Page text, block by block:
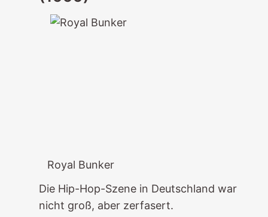
Royal Bunker
Die Hip-Hop-Szene in Deutschland war
nicht groß, aber zerfasert.